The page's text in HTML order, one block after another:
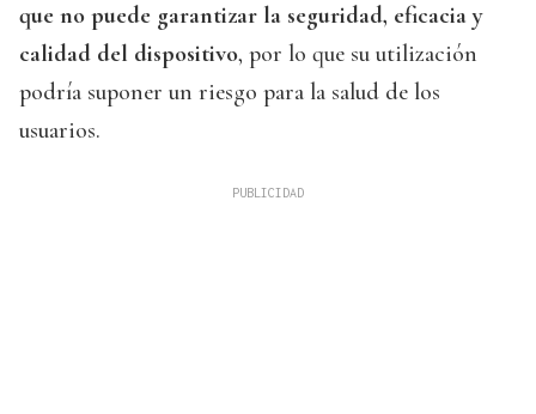
que no puede garantizar la seguridad, eficacia y
calidad del dispositivo, por lo que su utilización
podría suponer un riesgo para la salud de los
usuarios.